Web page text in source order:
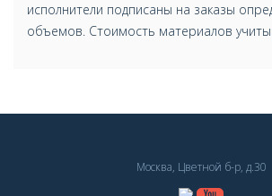
исполнители подписаны на заказы
объемов. Стоимость материалов
Москва, Цветной б-р, д.30